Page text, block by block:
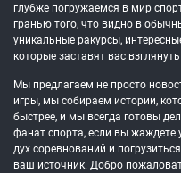
глубже погружаемся в мир
гранью того, что видно в
уникальные ракурсы,
которые заставят вас
Мы предлагаем не просто
игры, мы собираем истории,
быстрее, и мы всегда готовы
фанат спорта, если вы жаждете
дух соревнований и
ваш источник. Добро